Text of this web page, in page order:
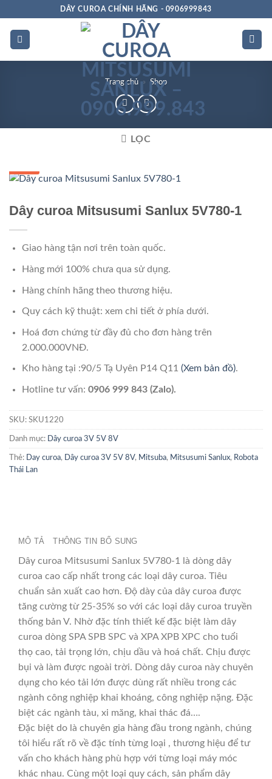
dung
DÂY CUROA CHÍNH HÃNG - 0906999843
Trang chủ » Shop
LỌC
Dây curoa Mitsusumi Sanlux 5V780-1
Giao hàng tận nơi trên toàn quốc.
Hàng mới 100% chưa qua sử dụng.
Hàng chính hãng theo thương hiệu.
Quy cách kỹ thuật: xem chi tiết ở phía dưới.
Hoá đơn chứng từ đầy đủ cho đơn hàng trên
2.000.000VNĐ.
Kho hàng tại :90/5 Tạ Uyên P14 Q11 (Xem bản đồ).
Hotline tư vấn: 0906 999 843 (Zalo).
SKU: SKU1220
Danh mục: Dây curoa 3V 5V 8V
Thẻ: Day curoa, Dây curoa 3V 5V 8V, Mitsuba, Mitsusumi Sanlux, Robota
Thái Lan
MÔ TẢ THÔNG TIN BỔ SUNG
Dây curoa Mitsusumi Sanlux 5V780-1 là dòng dây
curoa cao cấp nhất trong các loại dây curoa. Tiêu
chuẩn sản xuất cao hơn. Độ dày của dây curoa được
tăng cường từ 25-35% so với các loại dây curoa truyền
thống bản V. Nhờ đặc tính thiết kế đặc biệt làm dây
curoa dòng SPA SPB SPC và XPA XPB XPC cho tuổi
thọ cao, tải trọng lớn, chịu dầu và hoá chất. Chịu được
bụi và làm được ngoài trời. Dòng dây curoa này chuyên
dụng cho kéo tải lớn được dùng rất nhiều trong các
ngành công nghiệp khai khoáng, công nghiệp nặng. Đặc
biệt các ngành tàu, xi măng, khai thác đá….
Đặc biệt do là chuyên gia hàng đầu trong ngành, chúng
tôi hiểu rất rõ về đặc tính từng loại , thương hiệu để tư
vấn cho khách hàng phù hợp với từng loại máy móc
khác nhau. Cùng một loại quy cách, sản phẩm dây